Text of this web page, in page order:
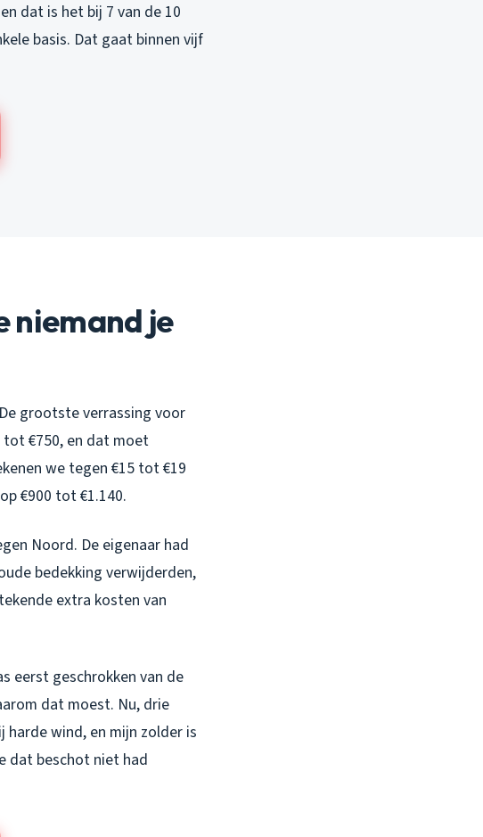
dat is het bij 7 van de 10
basis. Dat gaat binnen vijf
niemand je
grootste verrassing voor
tot €750, en dat moet
we tegen €15 tot €19
€900 tot €1.140.
Noord. De eigenaar had
bedekking verwijderden,
extra kosten van
eerst geschrokken van de
dat moest. Nu, drie
harde wind, en mijn zolder is
dat beschot niet had